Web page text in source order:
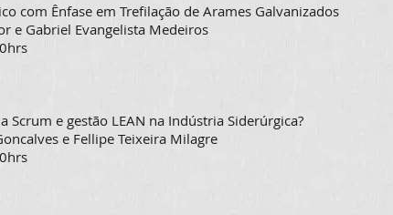
com Ênfase em Trefilação de Arames Galvanizados
e Gabriel Evangelista Medeiros
Scrum e gestão LEAN na Indústria Siderúrgica?
e Fellipe Teixeira Milagre